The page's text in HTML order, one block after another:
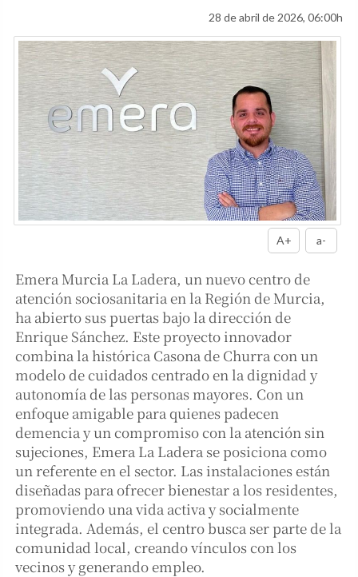
28 de abril de 2026, 06:00h
A+ a-
Emera Murcia La Ladera, un nuevo centro de
atención sociosanitaria en la Región de Murcia,
ha abierto sus puertas bajo la dirección de
Enrique Sánchez. Este proyecto innovador
combina la histórica Casona de Churra con un
modelo de cuidados centrado en la dignidad y
autonomía de las personas mayores. Con un
enfoque amigable para quienes padecen
demencia y un compromiso con la atención sin
sujeciones, Emera La Ladera se posiciona como
un referente en el sector. Las instalaciones están
diseñadas para ofrecer bienestar a los residentes,
promoviendo una vida activa y socialmente
integrada. Además, el centro busca ser parte de la
comunidad local, creando vínculos con los
vecinos y generando empleo.